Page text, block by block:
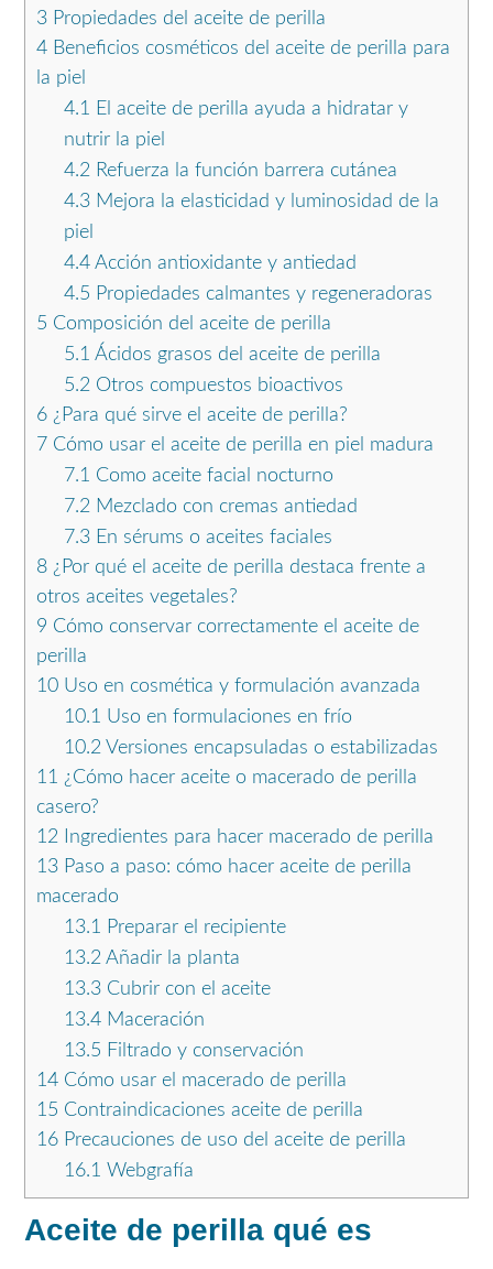
3 Propiedades del aceite de perilla
4 Beneficios cosméticos del aceite de perilla para
la piel
4.1 El aceite de perilla ayuda a hidratar y
nutrir la piel
4.2Refuerza la función barrera cutánea
4.3Mejora la elasticidad y luminosidad de la
piel
4.4Acción antioxidante y antiedad
4.5 Propiedades calmantes y regeneradoras
5 Composición del aceite de perilla
5.1 Ácidos grasos del aceite de perilla
5.2Otros compuestos bioactivos
6 ¿Para qué sirve el aceite de perilla?
7 Cómo usar el aceite de perilla en piel madura
7.1 Como aceite facial nocturno
7.2Mezclado con cremas antiedad
7.3En sérums o aceites faciales
8 ¿Por qué el aceite de perilla destaca frente a
otros aceites vegetales?
9 Cómo conservar correctamente el aceite de
perilla
10 Uso en cosmética y formulación avanzada
10.1 Uso en formulaciones en frío
10.2Versiones encapsuladas o estabilizadas
11 ¿Cómo hacer aceite o macerado de perilla
casero?
12 Ingredientes para hacer macerado de perilla
13 Paso a paso: cómo hacer aceite de perilla
macerado
13.1 Preparar el recipiente
13.2Añadir la planta
13.3Cubrir con el aceite
13.4Maceración
13.5 Filtrado y conservación
14 Cómo usar el macerado de perilla
15 Contraindicaciones aceite de perilla
16 Precauciones de uso del aceite de perilla
16.1 Webgrafía
Aceite de perilla qué es